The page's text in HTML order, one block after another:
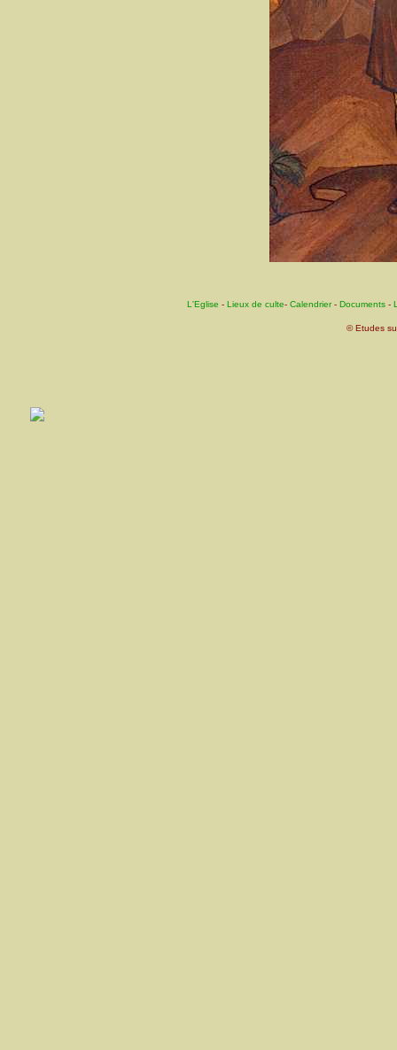
L'Eglise - Lieux de culte- Calendrier- Documents-
© Etudes